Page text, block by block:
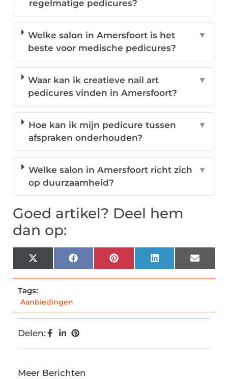
regelmatige pedicures?
Welke salon in Amersfoort is het
beste voor medische pedicures?
▼
Waar kan ik creatieve nail art
pedicures vinden in Amersfoort?
▼
Hoe kan ik mijn pedicure tussen
afspraken onderhouden?
▼
Welke salon in Amersfoort richt zich
op duurzaamheid?
▼
Goed artikel? Deel hem
dan op:
X
(Twitter)
FacebookPinterestLinkedInEmail
Tags:
Aanbiedingen
Delen:
Meer Berichten